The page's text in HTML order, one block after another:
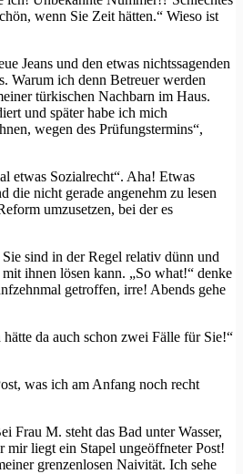
wenn Sie Zeit hätten.“ Wieso ist
Jeans und den etwas nichtssagenden
Warum ich denn Betreuer werden
türkischen Nachbarn im Haus.
und später habe ich mich
wegen des Prüfungstermins“,
etwas Sozialrecht“. Aha! Etwas
die nicht gerade angenehm zu lesen
umzusetzen, bei der es
sind in der Regel relativ dünn und
ihnen lösen kann. „So what!“ denke
getroffen, irre! Abends gehe
da auch schon zwei Fälle für Sie!“
was ich am Anfang noch recht
Frau M. steht das Bad unter Wasser,
liegt ein Stapel ungeöffneter Post!
grenzenlosen Naivität. Ich sehe